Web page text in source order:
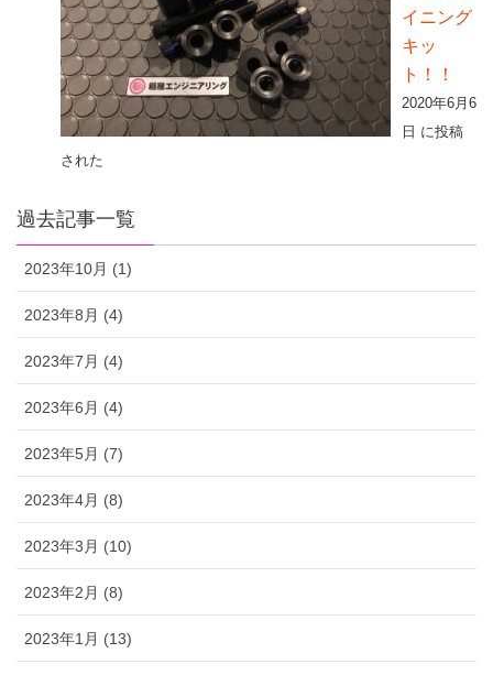
イニング
キッ
ト！！
2020年6月6
日 に投稿
された
過去記事一覧
2023年10月 (1)
2023年8月 (4)
2023年7月 (4)
2023年6月 (4)
2023年5月 (7)
2023年4月 (8)
2023年3月 (10)
2023年2月 (8)
2023年1月 (13)